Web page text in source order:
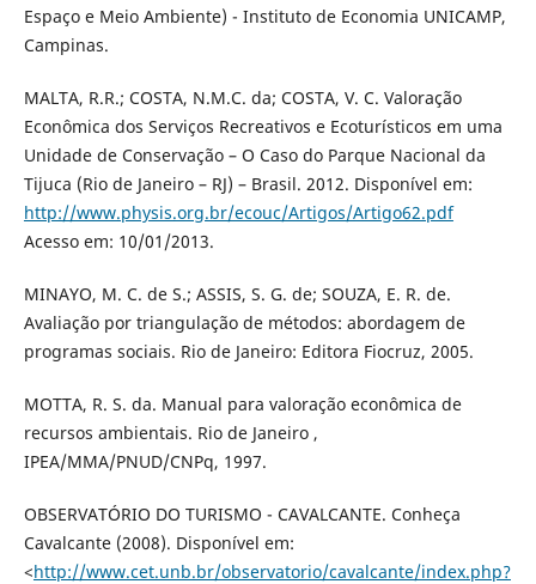
Espaço e Meio Ambiente) - Instituto de Economia UNICAMP,
Campinas.
MALTA, R.R.; COSTA, N.M.C. da; COSTA, V. C. Valoração
Econômica dos Serviços Recreativos e Ecoturísticos em uma
Unidade de Conservação – O Caso do Parque Nacional da
Tijuca (Rio de Janeiro – RJ) – Brasil. 2012. Disponível em:
http://www.physis.org.br/ecouc/Artigos/Artigo62.pdf
Acesso em: 10/01/2013.
MINAYO, M. C. de S.; ASSIS, S. G. de; SOUZA, E. R. de.
Avaliação por triangulação de métodos: abordagem de
programas sociais. Rio de Janeiro: Editora Fiocruz, 2005.
MOTTA, R. S. da. Manual para valoração econômica de
recursos ambientais. Rio de Janeiro ,
IPEA/MMA/PNUD/CNPq, 1997.
OBSERVATÓRIO DO TURISMO - CAVALCANTE. Conheça
Cavalcante (2008). Disponível em:
<http://www.cet.unb.br/observatorio/cavalcante/index.php?